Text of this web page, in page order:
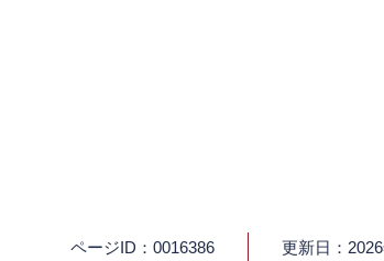
ページID：0016386 更新日：